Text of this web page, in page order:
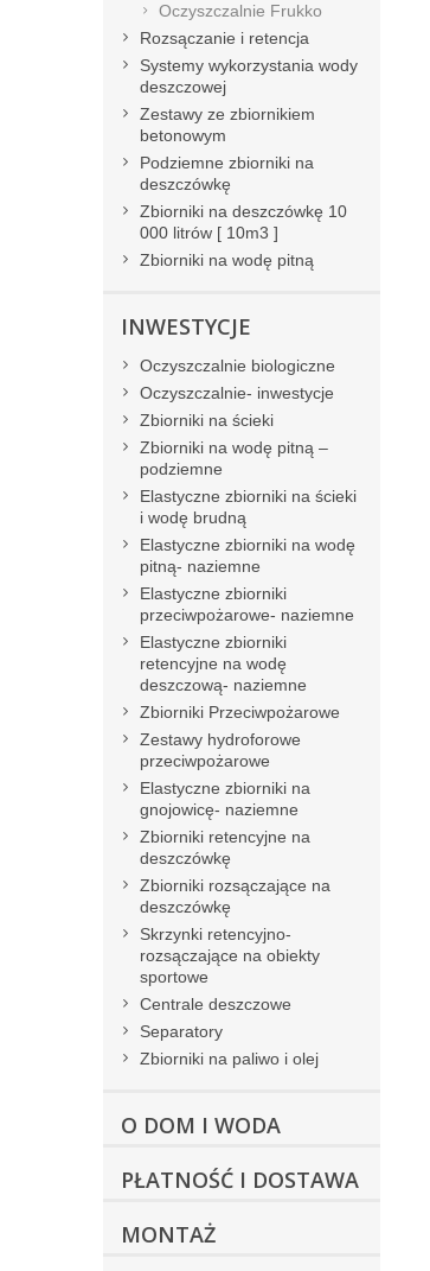
Oczyszczalnie Frukko
Rozsączanie i retencja
Systemy wykorzystania wody
deszczowej
Zestawy ze zbiornikiem
betonowym
Podziemne zbiorniki na
deszczówkę
Zbiorniki na deszczówkę 10
000 litrów [ 10m3 ]
Zbiorniki na wodę pitną
INWESTYCJE
Oczyszczalnie biologiczne
Oczyszczalnie- inwestycje
Zbiorniki na ścieki
Zbiorniki na wodę pitną –
podziemne
Elastyczne zbiorniki na ścieki
i wodę brudną
Elastyczne zbiorniki na wodę
pitną- naziemne
Elastyczne zbiorniki
przeciwpożarowe- naziemne
Elastyczne zbiorniki
retencyjne na wodę
deszczową- naziemne
Zbiorniki Przeciwpożarowe
Zestawy hydroforowe
przeciwpożarowe
Elastyczne zbiorniki na
gnojowicę- naziemne
Zbiorniki retencyjne na
deszczówkę
Zbiorniki rozsączające na
deszczówkę
Skrzynki retencyjno-
rozsączające na obiekty
sportowe
Centrale deszczowe
Separatory
Zbiorniki na paliwo i olej
O DOM I WODA
PŁATNOŚĆ I DOSTAWA
MONTAŻ